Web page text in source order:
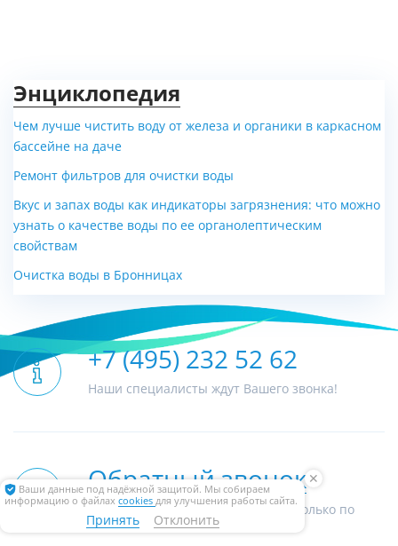
Энциклопедия
Чем лучше чистить воду от железа и органики в каркасном
бассейне на даче
Ремонт фильтров для очистки воды
Вкус и запах воды как индикаторы загрязнения: что можно
узнать о качестве воды по ее органолептическим
свойствам
Очистка воды в Бронницах
+7 (495) 232 52 62
Наши специалисты ждут Вашего звонка!
Обратный звонок
Мы ценим Ваше время и звоним только по
делу!
Ваши данные под надёжной защитой. Мы собираем
информацию о файлах cookies для улучшения работы сайта.
Принять Отклонить
✕